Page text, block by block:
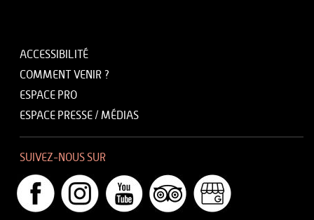
ACCESSIBILITÉ
COMMENT VENIR ?
ESPACE PRO
ESPACE PRESSE / MÉDIAS
SUIVEZ-NOUS SUR